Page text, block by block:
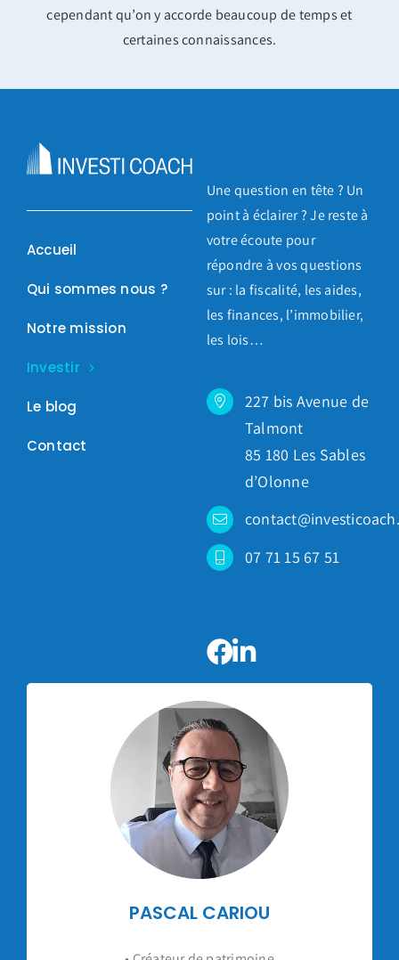
cependant qu’on y accorde beaucoup de temps et
certaines connaissances.
Accueil
Qui sommes nous ?
Notre mission
Investir
Le blog
Contact
Une question en tête ? Un
point à éclairer ? Je reste à
votre écoute pour
répondre à vos questions
sur : la fiscalité, les aides,
les finances, l’immobilier,
les lois…
227 bis Avenue de
Talmont
85 180 Les Sables
d’Olonne
07 71 15 67 51
PASCAL CARIOU